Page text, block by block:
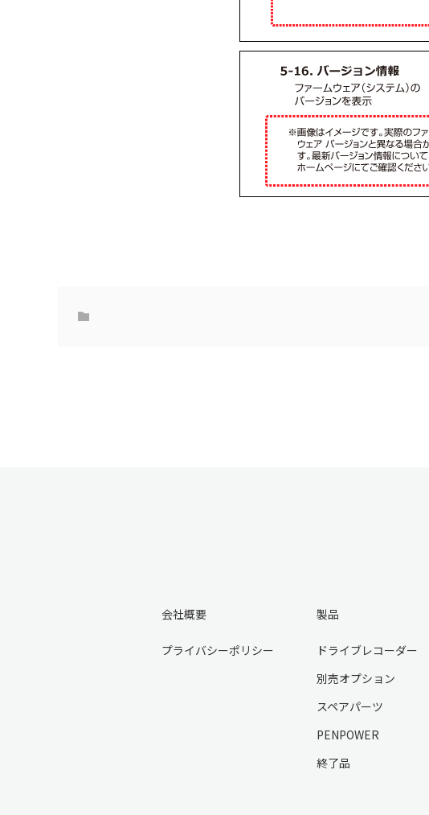
会社概要
プライバシーポリシー
製品
ドライブレコーダー
別売オプション
スペアパーツ
PENPOWER
終了品